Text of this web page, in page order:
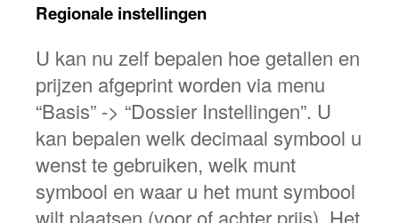
Regionale instellingen
U kan nu zelf bepalen hoe getallen en
prijzen afgeprint worden via menu
“Basis” -> “Dossier Instellingen”. U
kan bepalen welk decimaal symbool u
wenst te gebruiken, welk munt
symbool en waar u het munt symbool
wilt plaatsen (voor of achter prijs). Het